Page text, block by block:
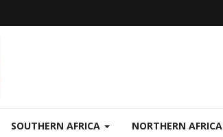
SOUTHERN AFRICA NORTHERN AFRICA